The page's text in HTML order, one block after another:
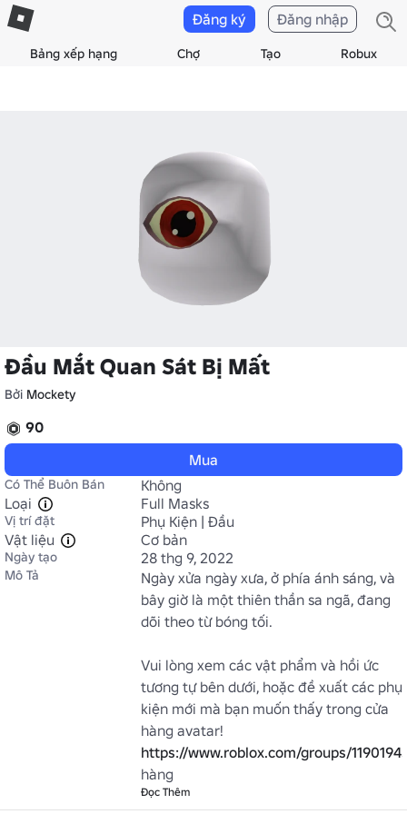
Bảng xếp hạng Chợ Tạo Robux
Đăng ký Đăng nhập
Đầu Mắt Quan Sát Bị Mất
Bởi Mockety
90
Mua
Có Thể Buôn Bán
Không
Loại
Full Masks
Vị trí đặt
Phụ Kiện | Đầu
Vật liệu
Cơ bản
Ngày tạo 28 thg 9, 2022
Mô Tả
Ngày xửa ngày xưa, ở phía ánh sáng, và
bây giờ là một thiên thần sa ngã, đang
dõi theo từ bóng tối.
Vui lòng xem các vật phẩm và hồi ức
tương tự bên dưới, hoặc đề xuất các phụ
kiện mới mà bạn muốn thấy trong cửa
https://www.roblox.com/groups/
hàng
Đọc Thêm